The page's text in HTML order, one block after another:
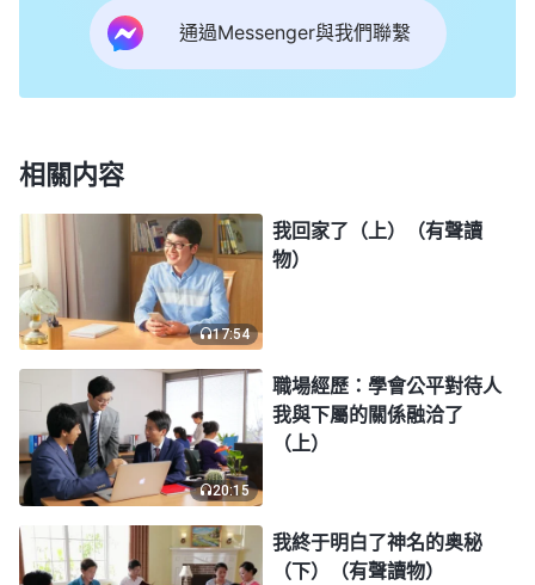
外邊有人説：「你們聽聽，他就在脚底下呢！快用手
扒，他還活着。」我聽到他們説要救我，趕緊又在心
裏向神呼求：「全能神啊！我就要支撑不住了，求你
心裏很快平静了下來。這時我聽見外面有人喊：「兄
了。」我又堅持了一會兒，感到身上的重量越來越輕
了，不一會兒，我就被人救了出來。出來後，我深呼
吸了好幾口空氣，終于重見天日了！我感到非常舒
暢，從心裏感謝神對我的保守。雖然心口有點疼，不
過没有受傷。我緊張的心終于踏實下來，體會到了劫
後餘生的喜悦。
我剛緩過氣來就趕緊去找妻子，只見妻子被沙土
埋得只露出脖子和頭，有兩個人正在救她，不一會
兒，妻子也脱離了危險。這時我轉身看見我被埋的地
通過Messenger與我們聯繫
相關内容
17:54
我回家了（上）（有聲讀
物）
20:15
職場經歷：學會公平對待人
我與下屬的關係融洽了
（上）
我終于明白了神名的奥秘
（下）（有聲讀物）